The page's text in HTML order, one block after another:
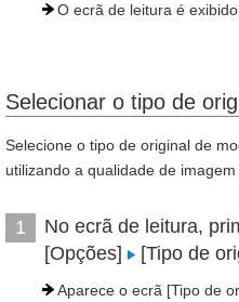
O ecrã de leitura é
Selecionar o tipo de
Selecione o tipo de original de
utilizando a qualidade de
1
No ecrã de leitura,
[Opções]
[Tipo de
Aparece o ecrã [Tipo de